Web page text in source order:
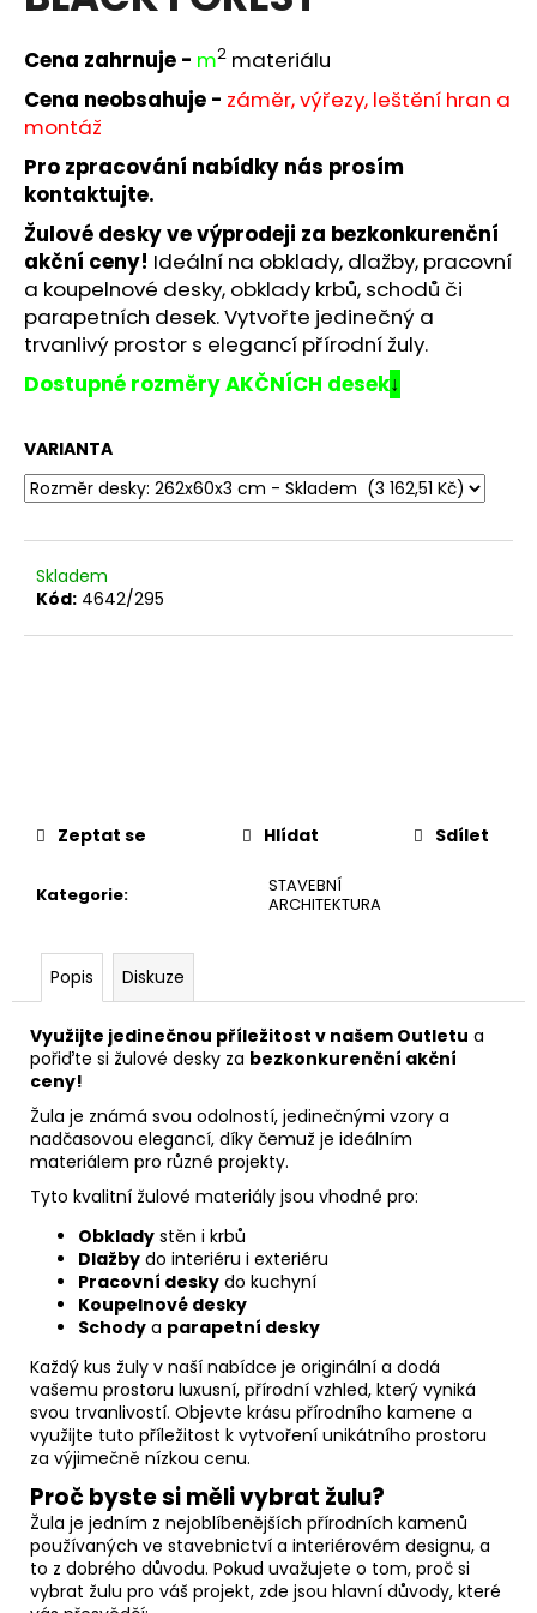
z
5
hvězdiček.
Cena zahrnuje - m2 materiálu
Cena neobsahuje - záměr, výřezy, leštění hran a
montáž
Pro zpracování nabídky nás prosím
kontaktujte.
Žulové desky ve výprodeji za bezkonkurenční
akční ceny! Ideální na obklady, dlažby, pracovní
a koupelnové desky, obklady krbů, schodů či
parapetních desek. Vytvořte jedinečný a
trvanlivý prostor s elegancí přírodní žuly.
Dostupné rozměry AKČNÍCH desek↓
VARIANTA
Skladem
Kód: 4642/295
Kategorie:
STAVEBNÍ
ARCHITEKTURA
Zeptat se Hlídat Sdílet
Popis Diskuze
Využijte jedinečnou příležitost v našem Outletu a
pořiďte si žulové desky za bezkonkurenční akční
ceny!
Žula je známá svou odolností, jedinečnými vzory a
nadčasovou elegancí, díky čemuž je ideálním
materiálem pro různé projekty.
Tyto kvalitní žulové materiály jsou vhodné pro:
Obklady stěn i krbů
Dlažby do interiéru i exteriéru
Pracovní desky do kuchyní
Koupelnové desky
Schody a parapetní desky
Každý kus žuly v naší nabídce je originální a dodá
vašemu prostoru luxusní, přírodní vzhled, který vyniká
svou trvanlivostí. Objevte krásu přírodního kamene a
využijte tuto příležitost k vytvoření unikátního prostoru
za výjimečně nízkou cenu.
Proč byste si měli vybrat žulu?
Žula je jedním z nejoblíbenějších přírodních kamenů
používaných ve stavebnictví a interiérovém designu, a
to z dobrého důvodu. Pokud uvažujete o tom, proč si
vybrat žulu pro váš projekt, zde jsou hlavní důvody, které
j
í
t
?
HLEDAT
D
p
o
r
č
u
m